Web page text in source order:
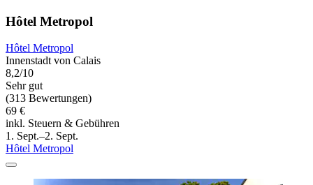
Hôtel Metropol
Hôtel Metropol
Innenstadt von Calais
8,2/10
Sehr gut
(313 Bewertungen)
69 €
inkl. Steuern & Gebühren
1. Sept.–2. Sept.
Hôtel Metropol